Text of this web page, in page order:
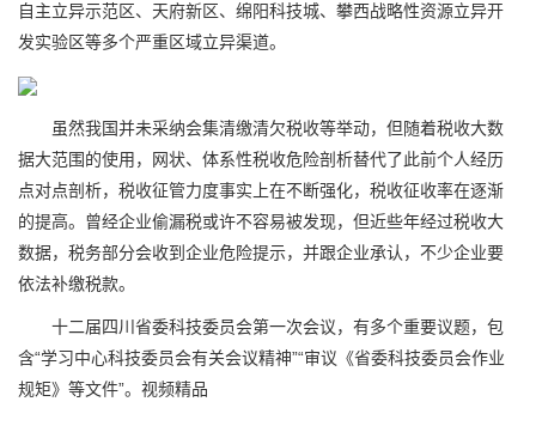
自主立异示范区、天府新区、绵阳科技城、攀西战略性资源立异开
发实验区等多个严重区域立异渠道。
虽然我国并未采纳会集清缴清欠税收等举动，但随着税收大数
据大范围的使用，网状、体系性税收危险剖析替代了此前个人经历
点对点剖析，税收征管力度事实上在不断强化，税收征收率在逐渐
的提高。曾经企业偷漏税或许不容易被发现，但近些年经过税收大
数据，税务部分会收到企业危险提示，并跟企业承认，不少企业要
依法补缴税款。
十二届四川省委科技委员会第一次会议，有多个重要议题，包
含“学习中心科技委员会有关会议精神”“审议《省委科技委员会作业
规矩》等文件”。视频精品